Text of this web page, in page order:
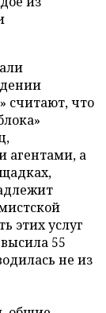
считают, что
агентами, а
этих услуг
55
не из